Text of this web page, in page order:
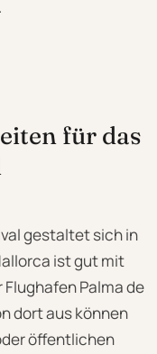
für das
gestaltet sich in
ist gut mit
Palma de
dort aus können
öffentlichen